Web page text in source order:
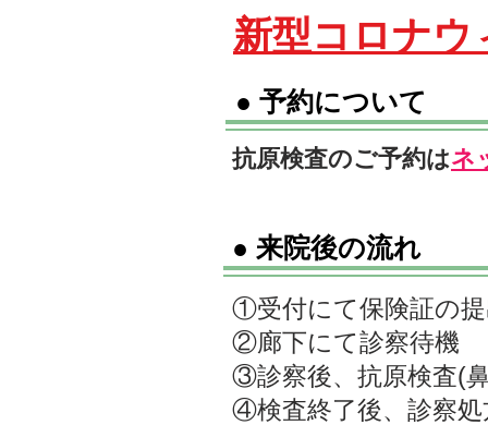
新型コロナウ
​● 予約について
抗原検査のご予約はネ
​● 来院後の流れ
①受付にて保険証の提
②廊下にて診察待機
③診察後、抗原検査(
​④検査終了後、診察処